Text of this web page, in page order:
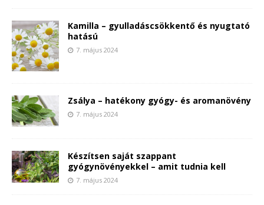
Kamilla – gyulladáscsökkentő és nyugtató
hatású
7. május 2024
Zsálya – hatékony gyógy- és aromanövény
7. május 2024
Készítsen saját szappant
gyógynövényekkel – amit tudnia kell
7. május 2024